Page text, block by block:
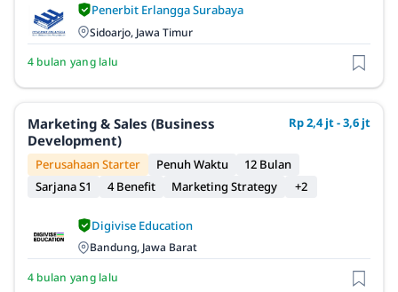
Penerbit Erlangga Surabaya
Sidoarjo, Jawa Timur
4 bulan yang lalu
Marketing & Sales (Business
Development)
Rp 2,4 jt - 3,6 jt
Perusahaan Starter Penuh Waktu
12 Bulan
Sarjana S1
4 Benefit Marketing Strategy +2
Digivise Education
Bandung, Jawa Barat
4 bulan yang lalu